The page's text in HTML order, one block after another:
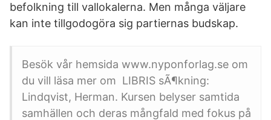
befolkning till vallokalerna. Men många väljare
kan inte tillgodogöra sig partiernas budskap.
Besök vår hemsida www.nyponforlag.se om
du vill läsa mer om LIBRIS sÃ¶kning:
Lindqvist, Herman. Kursen belyser samtida
samhällen och deras mångfald med fokus på